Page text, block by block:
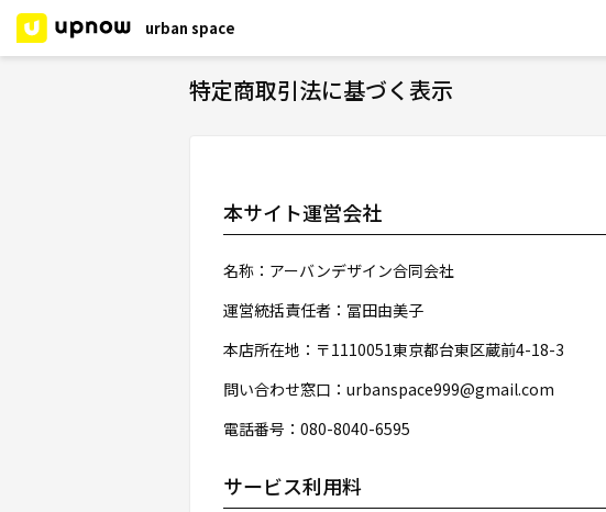
urban space
特定商取引法に基づく表示
本サイト運営会社
名称：アーバンデザイン合同会社
運営統括責任者：冨田由美子
本店所在地：〒1110051東京都台東区蔵前4-18-3
問い合わせ窓口：urbanspace999@gmail.com
電話番号：080-8040-6595
サービス利用料